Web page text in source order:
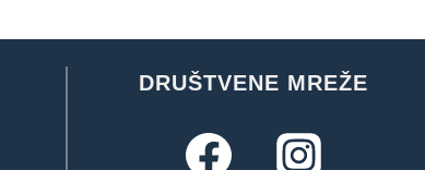
DRUŠTVENE MREŽE